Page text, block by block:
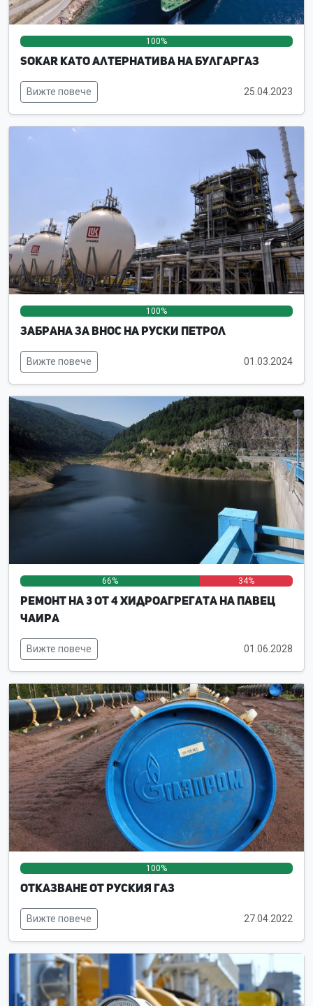
100%
SOKAR като алтернатива на Булгаргаз
Вижте повече 25.04.2023
100%
Забрана за внос на руски петрол
Вижте повече 01.03.2024
66% 34%
Ремонт на 3 от 4 хидроагрегата на ПАВЕЦ
Чаира
Вижте повече 01.06.2028
100%
Отказване от руския газ
Вижте повече 27.04.2022